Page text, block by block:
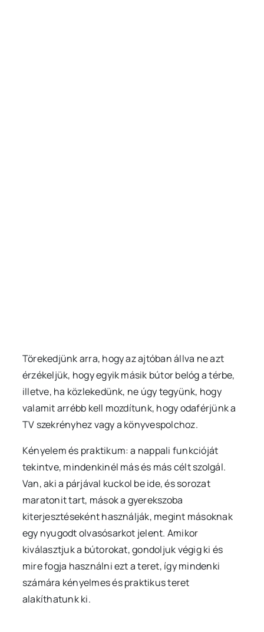
Törekedjünk arra, hogy az ajtóban állva ne azt
érzékeljük, hogy egyik másik bútor belóg a térbe,
illetve, ha közlekedünk, ne úgy tegyünk, hogy
valamit arrébb kell mozdítunk, hogy odaférjünk a
TV szekrényhez vagy a könyvespolchoz.
Kényelem és praktikum: a nappali funkcióját
tekintve, mindenkinél más és más célt szolgál.
Van, aki a párjával kuckol be ide, és sorozat
maratonit tart, mások a gyerekszoba
kiterjesztéseként használják, megint másoknak
egy nyugodt olvasósarkot jelent. Amikor
kiválasztjuk a bútorokat, gondoljuk végig ki és
mire fogja használni ezt a teret, így mindenki
számára kényelmes és praktikus teret
alakíthatunk ki.